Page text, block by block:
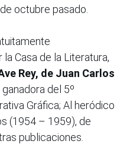
octubre pasado.
Casa de la Literatura,
Rey, de Juan Carlos
ganadora del 5º
Gráfica; Al heródico
(1954 – 1959), de
publicaciones.